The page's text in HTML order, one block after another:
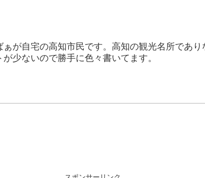
が自宅の高知市民です。高知の観光名所であ
少ないので勝手に色々書いてます。